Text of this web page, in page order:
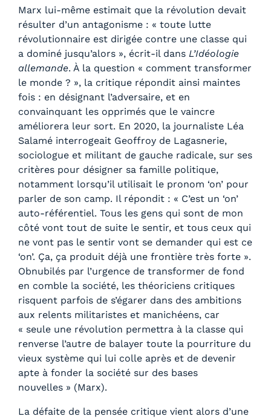
Marx lui-même estimait que la révolution devait
résulter d’un antagonisme : « toute lutte
révolutionnaire est dirigée contre une classe qui
a dominé jusqu’alors », écrit-il dans L’Idéologie
allemande. À la question « comment transformer
le monde ? », la critique répondit ainsi maintes
fois : en désignant l’adversaire, et en
convainquant les opprimés que le vaincre
améliorera leur sort. En 2020, la journaliste Léa
Salamé interrogeait Geoffroy de Lagasnerie,
sociologue et militant de gauche radicale, sur ses
critères pour désigner sa famille politique,
notamment lorsqu’il utilisait le pronom ‘on’ pour
parler de son camp. Il répondit : « C’est un ‘on’
auto-référentiel. Tous les gens qui sont de mon
côté vont tout de suite le sentir, et tous ceux qui
ne vont pas le sentir vont se demander qui est ce
‘on’. Ça, ça produit déjà une frontière très forte ».
Obnubilés par l’urgence de transformer de fond
en comble la société, les théoriciens critiques
risquent parfois de s’égarer dans des ambitions
aux relents militaristes et manichéens, car
« seule une révolution permettra à la classe qui
renverse l’autre de balayer toute la pourriture du
vieux système qui lui colle après et de devenir
apte à fonder la société sur des bases
nouvelles » (Marx).
La défaite de la pensée critique vient alors d’une